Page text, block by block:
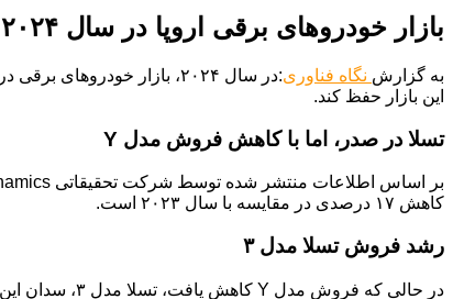
بازار خودروهای برقی اروپا در سال ۲۰۲۴: تسلا همچنان پیشتاز، اما با چالش‌هایی روبروست
به گزارش نگاه فناوری
:در سال ۲۰۲۴، بازار
این بازار حفظ کند.
تسلا در صدر، اما با کاهش فروش مدل Y
کاهش ۱۷ درصدی در مقایسه با سال ۲۰۲۳ است.
رشد فروش تسلا مدل ۳